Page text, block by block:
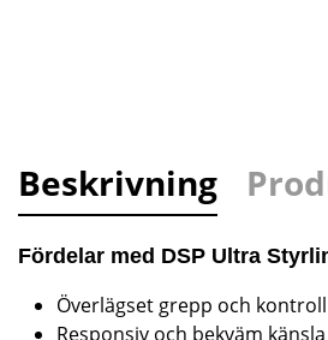
Beskrivning
Fördelar med DSP Ultra
Överlägset grepp och kontroll
Responsiv och bekväm känsla